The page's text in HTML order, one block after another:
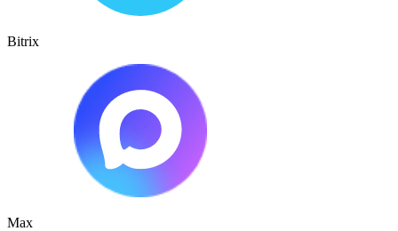
Bitrix
Max